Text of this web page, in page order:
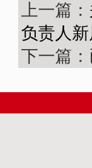
上一篇：
负责人
下一篇